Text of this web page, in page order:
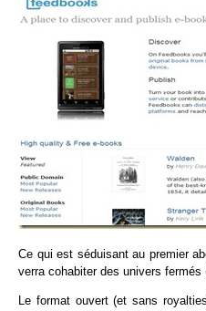
Ce qui est séduisant au premier
verra cohabiter des univers
Le format ouvert (et sans